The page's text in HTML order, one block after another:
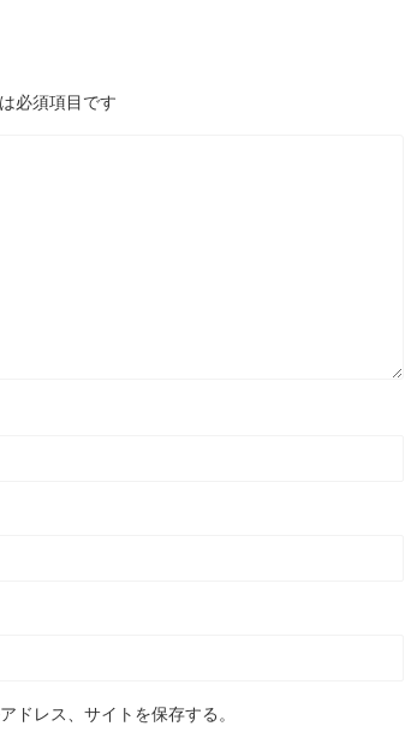
必須項目です
ドレス、サイトを保存する。